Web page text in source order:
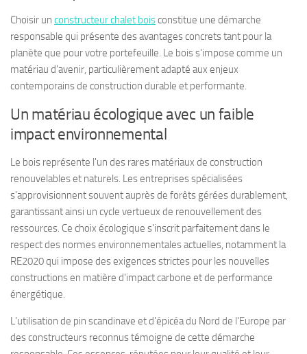
Choisir un constructeur chalet boisconstitue une démarche
responsable qui présente des avantages concrets tant pour la
planète que pour votre portefeuille. Le bois s'impose comme un
matériau d'avenir, particulièrement adapté aux enjeux
contemporains de construction durable et performante.
Un matériau écologique avec un faible
impact environnemental
Le bois représente l'un des rares matériaux de construction
renouvelables et naturels. Les entreprises spécialisées
s'approvisionnent souvent auprès de forêts gérées durablement,
garantissant ainsi un cycle vertueux de renouvellement des
ressources. Ce choix écologique s'inscrit parfaitement dans le
respect des normes environnementales actuelles, notamment la
RE2020 qui impose des exigences strictes pour les nouvelles
constructions en matière d'impact carbone et de performance
énergétique.
L'utilisation de pin scandinave et d'épicéa du Nord de l'Europe par
des constructeurs reconnus témoigne de cette démarche